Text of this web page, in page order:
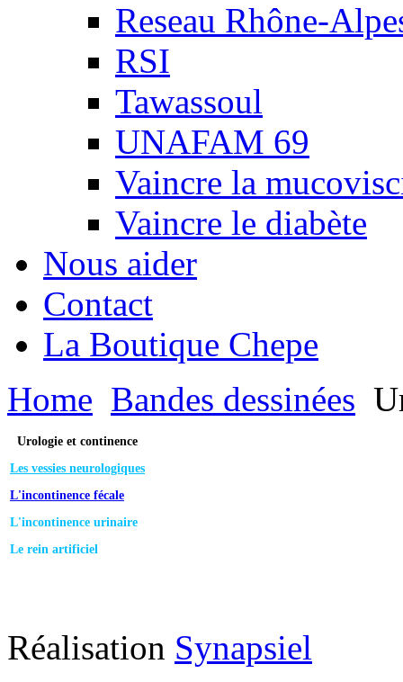
Reseau Rhône-
RSI
Tawassoul
UNAFAM 69
Vaincre la
Vaincre le diabète
Nous aider
Contact
La Boutique Chepe
Home Bandes dessinées
Urologie et continence
Les vessies neurologiques
L'incontinence fécale
L'incontinence urinaire
Le rein artificiel
Réalisation Synapsiel